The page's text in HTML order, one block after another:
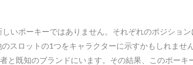
いポーキーではありません。それぞれのポジション
スロットの1つをキャラクターに示すかもしれませ
と既知のブランドにいます。その結果、このポーキ